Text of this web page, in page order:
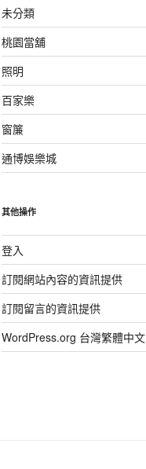
未分類
桃園當舖
照明
百家樂
窗簾
通博娛樂城
其他操作
登入
訂閱網站內容的資訊提供
訂閱留言的資訊提供
WordPress.org 台灣繁體中文